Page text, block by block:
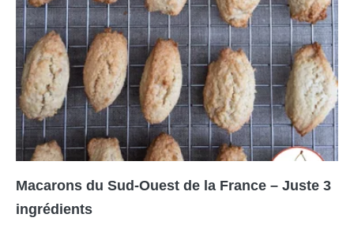
Macarons du Sud-Ouest de la France – Juste 3
ingrédients